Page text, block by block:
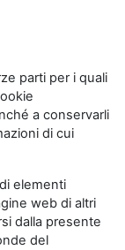
parti per i quali
a conservarli
di cui
elementi
web di altri
dalla presente
del